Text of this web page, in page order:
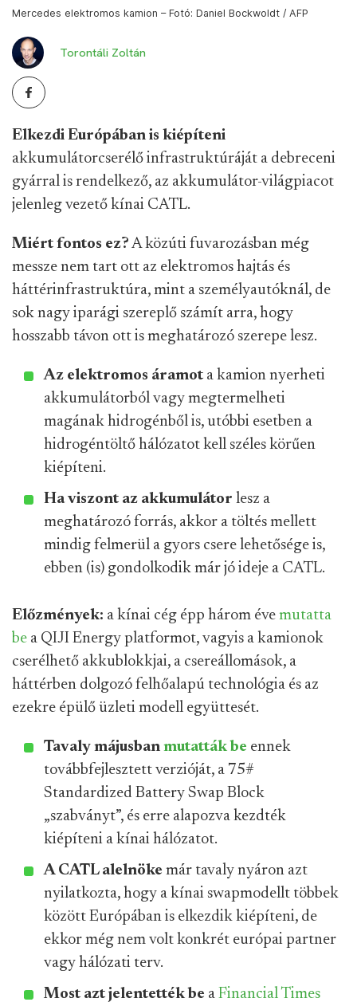
Mercedes elektromos kamion – Fotó: Daniel Bockwoldt / AFP
Torontáli Zoltán
Elkezdi Európában is kiépíteni
akkumulátorcserélő infrastruktúráját a debreceni
gyárral is rendelkező, az akkumulátor-világpiacot
jelenleg vezető kínai CATL.
Miért fontos ez? A közúti fuvarozásban még
messze nem tart ott az elektromos hajtás és
háttérinfrastruktúra, mint a személyautóknál, de
sok nagy iparági szereplő számít arra, hogy
hosszabb távon ott is meghatározó szerepe lesz.
Az elektromos áramot a kamion nyerheti
akkumulátorból vagy megtermelheti
magának hidrogénből is, utóbbi esetben a
hidrogéntöltő hálózatot kell széles körűen
kiépíteni.
Ha viszont az akkumulátor lesz a
meghatározó forrás, akkor a töltés mellett
mindig felmerül a gyors csere lehetősége is,
ebben (is) gondolkodik már jó ideje a CATL.
Előzmények: a kínai cég épp három éve mutatta
be a QIJI Energy platformot, vagyis a kamionok
cserélhető akkublokkjai, a csereállomások, a
háttérben dolgozó felhőalapú technológia és az
ezekre épülő üzleti modell együttesét.
Tavaly májusban mutatták be ennek
továbbfejlesztett verzióját, a 75#
Standardized Battery Swap Block
„szabványt”, és erre alapozva kezdték
kiépíteni a kínai hálózatot.
A CATL alelnöke már tavaly nyáron azt
nyilatkozta, hogy a kínai swapmodellt többek
között Európában is elkezdik kiépíteni, de
ekkor még nem volt konkrét európai partner
vagy hálózati terv.
Most azt jelentették be a Financial Times